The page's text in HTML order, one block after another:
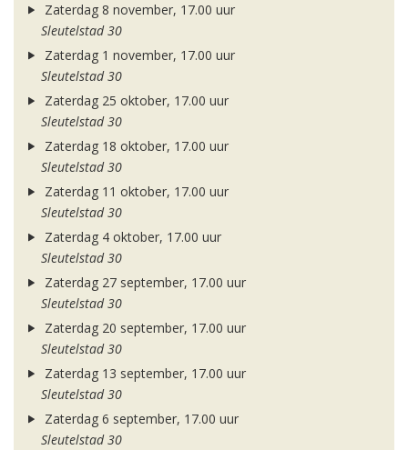
Zaterdag 8 november, 17.00 uur
Sleutelstad 30
Zaterdag 1 november, 17.00 uur
Sleutelstad 30
Zaterdag 25 oktober, 17.00 uur
Sleutelstad 30
Zaterdag 18 oktober, 17.00 uur
Sleutelstad 30
Zaterdag 11 oktober, 17.00 uur
Sleutelstad 30
Zaterdag 4 oktober, 17.00 uur
Sleutelstad 30
Zaterdag 27 september, 17.00 uur
Sleutelstad 30
Zaterdag 20 september, 17.00 uur
Sleutelstad 30
Zaterdag 13 september, 17.00 uur
Sleutelstad 30
Zaterdag 6 september, 17.00 uur
Sleutelstad 30